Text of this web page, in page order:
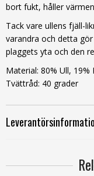
bort fukt, håller
Tack vare ullens fjäll-
varandra och detta
plaggets yta och den
Material: 80% Ull, 19%
Tvättråd: 40 grader